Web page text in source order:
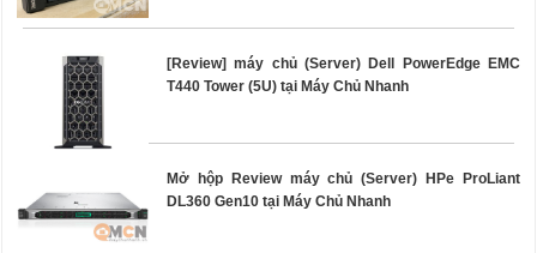
[Review] máy chủ (Server) Dell PowerEdge EMC
T440 Tower (5U) tại Máy Chủ Nhanh
Mở hộp Review máy chủ (Server) HPe ProLiant
DL360 Gen10 tại Máy Chủ Nhanh